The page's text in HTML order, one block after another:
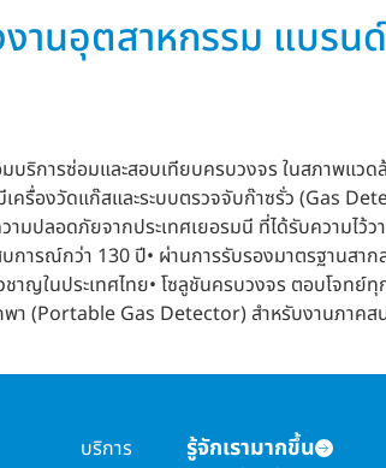
งานอุตสาหกรรม แบร
ริการซ่อมและสอบเทียบครบวงจร ในสภาพแว
รื่องวัดแก๊สและระบบตรวจจับก๊าซรั่ว (Gas
ปลอดภัยจากประเทศเยอรมนี ที่ได้รับความไว้ว
รณ์กว่า 130 ปี• ผ่านการรับรองมาตรฐานสากล
ญในประเทศไทย• โซลูชันครบวงจร ตอบโจทย์
(Portable Gas Detector) สำหรับงานภาคสน
บริการ รู้จักเรามากขึ้น